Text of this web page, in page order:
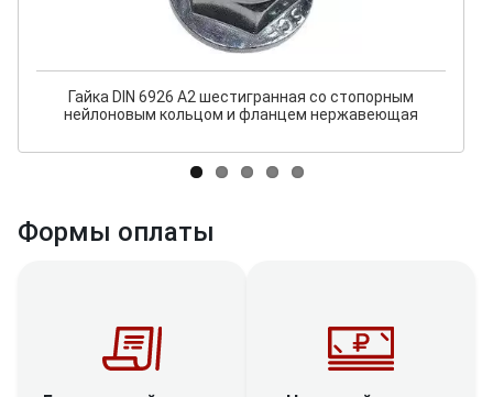
Гайка DIN 6926 А2 шестигранная со стопорным
нейлоновым кольцом и фланцем нержавеющая
Формы оплаты